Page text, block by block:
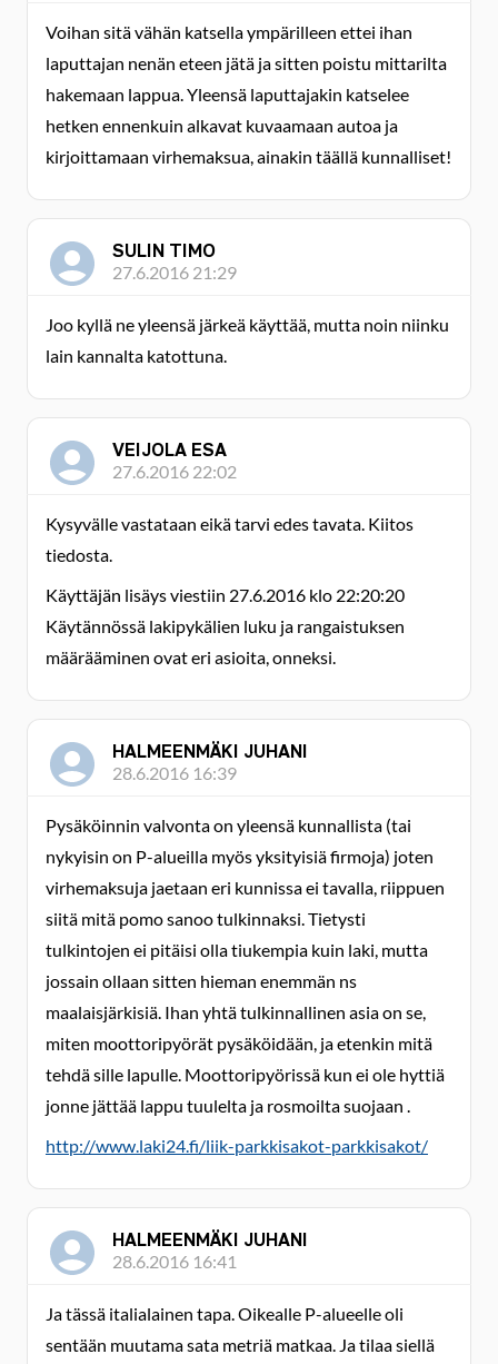
Voihan sitä vähän katsella ympärilleen ettei ihan
laputtajan nenän eteen jätä ja sitten poistu mittarilta
hakemaan lappua. Yleensä laputtajakin katselee
hetken ennenkuin alkavat kuvaamaan autoa ja
kirjoittamaan virhemaksua, ainakin täällä kunnalliset!
SULIN TIMO
27.6.2016 21:29
Joo kyllä ne yleensä järkeä käyttää, mutta noin niinku
lain kannalta katottuna.
VEIJOLA ESA
27.6.2016 22:02
Kysyvälle vastataan eikä tarvi edes tavata. Kiitos
tiedosta.
Käyttäjän lisäys viestiin 27.6.2016 klo 22:20:20
Käytännössä lakipykälien luku ja rangaistuksen
määrääminen ovat eri asioita, onneksi.
HALMEENMÄKI JUHANI
28.6.2016 16:39
Pysäköinnin valvonta on yleensä kunnallista (tai
nykyisin on P-alueilla myös yksityisiä firmoja) joten
virhemaksuja jaetaan eri kunnissa ei tavalla, riippuen
siitä mitä pomo sanoo tulkinnaksi. Tietysti
tulkintojen ei pitäisi olla tiukempia kuin laki, mutta
jossain ollaan sitten hieman enemmän ns
maalaisjärkisiä. Ihan yhtä tulkinnallinen asia on se,
miten moottoripyörät pysäköidään, ja etenkin mitä
tehdä sille lapulle. Moottoripyörissä kun ei ole hyttiä
jonne jättää lappu tuulelta ja rosmoilta suojaan .
http://www.laki24.fi/liik-parkkisakot-parkkisakot/
HALMEENMÄKI JUHANI
28.6.2016 16:41
Ja tässä italialainen tapa. Oikealle P-alueelle oli
sentään muutama sata metriä matkaa. Ja tilaa siellä